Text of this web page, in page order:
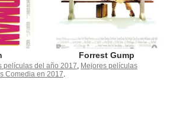
Forrest Gump
películas del año 2017 Mejores películas
Comedia en 2017